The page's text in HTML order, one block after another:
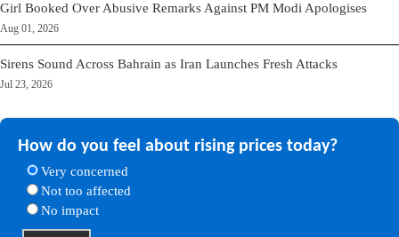
Girl Booked Over Abusive Remarks Against PM Modi Apologises
Aug 01, 2026
Sirens Sound Across Bahrain as Iran Launches Fresh Attacks
Jul 23, 2026
How do you feel about rising prices today?
Very concerned
Not too affected
No impact